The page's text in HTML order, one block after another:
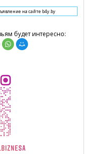
на сайте b4y.by
будет интересно: